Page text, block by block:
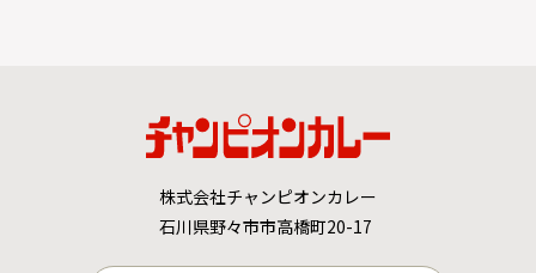
株式会社チャンピオンカレー
石川県野々市市高橋町20-17